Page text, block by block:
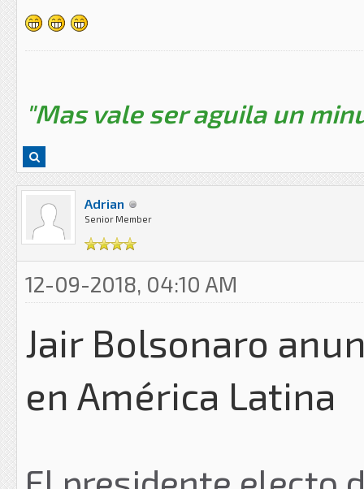
"Mas vale ser aguila un
Adrian
Senior Member
12-09-2018, 04:10 AM
Jair Bolsonaro
en América Latina